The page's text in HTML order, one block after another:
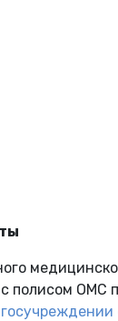
полисом ОМС